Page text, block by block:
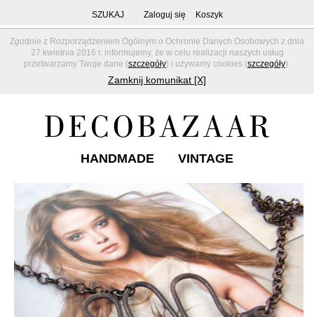
Zgodnie z Rozporządzeniem Ogólnym o Ochronie Danych Osobowych z dnia
27 kwietnia 2016 r. informujemy, że w celu realizacji naszych usług
przetwarzamy Twoje dane (szczegóły) i używamy cookies (szczegóły).
Zamknij komunikat [X]
SZUKAJ Zaloguj się Koszyk
HANDMADE VINTAGE